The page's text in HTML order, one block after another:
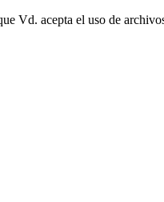
Vd. acepta el uso de